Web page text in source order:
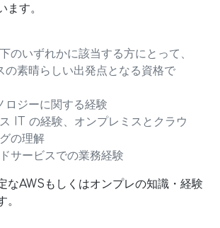
ます。
のいずれかに該当する方にとって、
の素晴らしい出発点となる資格で
ロジーに関する経験
IT の経験、オンプレミスとクラウ
の理解
サービスでの業務経験
なAWSもしくはオンプレの知識・経験
。